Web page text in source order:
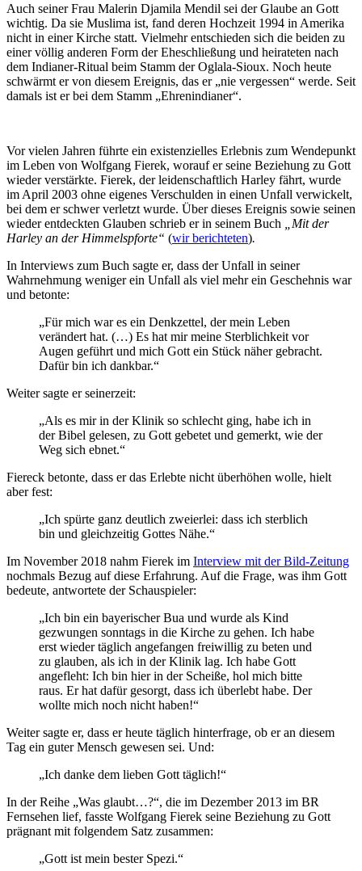
Auch seiner Frau Malerin Djamila Mendil sei der Glaube an Gott
wichtig. Da sie Muslima ist, fand deren Hochzeit 1994 in Amerika
nicht in einer Kirche statt. Vielmehr entschieden sich die beiden zu
einer völlig anderen Form der Eheschließung und heirateten nach
dem Indianer-Ritual beim Stamm der Oglala-Sioux. Noch heute
schwärmt er von diesem Ereignis, das er „nie vergessen“ werde. Seit
damals ist er bei dem Stamm „Ehrenindianer“.
Vor vielen Jahren führte ein existenzielles Erlebnis zum Wendepunkt
im Leben von Wolfgang Fierek, worauf er seine Beziehung zu Gott
wieder verstärkte. Fierek, der leidenschaftlich Harley fährt, wurde
im April 2003 ohne eigenes Verschulden in einen Unfall verwickelt,
bei dem er schwer verletzt wurde. Über dieses Ereignis sowie seinen
wieder entdeckten Glauben schrieb er in seinem Buch
„Mit der
Harley an der Himmelspforte“ (wir berichteten).
In Interviews zum Buch sagte er, dass der Unfall in seiner
Wahrnehmung weniger ein Unfall als viel mehr ein Geschehnis war
und betonte:
„Für mich war es ein Denkzettel, der mein Leben
verändert hat. (…) Es hat mir meine Sterblichkeit vor
Augen geführt und mich Gott ein Stück näher gebracht.
Dafür bin ich dankbar.“
Weiter sagte er seinerzeit:
„Als es mir in der Klinik so schlecht ging, habe ich in
der Bibel gelesen, zu Gott gebetet und gemerkt, wie der
Weg sich ebnet.“
Fiereck betonte, dass er das Erlebte nicht überhöhen wolle, hielt
aber fest:
„Ich spürte ganz deutlich zweierlei: dass ich sterblich
bin und gleichzeitig Gottes Nähe.“
Im November 2018 nahm Fierek im Interview mit der Bild-Zeitung
nochmals Bezug auf diese Erfahrung. Auf die Frage, was ihm Gott
bedeute, antwortete der Schauspieler:
„Ich bin ein bayerischer Bua und wurde als Kind
gezwungen sonntags in die Kirche zu gehen. Ich habe
erst wieder täglich angefangen freiwillig zu beten und
zu glauben, als ich in der Klinik lag. Ich habe Gott
angefleht: Ich bin hier in der Scheiße, hol mich bitte
raus. Er hat dafür gesorgt, dass ich überlebt habe. Der
wollte mich noch nicht haben!“
Weiter sagte er, dass er heute täglich hinterfrage, ob er an diesem
Tag ein guter Mensch gewesen sei. Und:
„Ich danke dem lieben Gott täglich!“
In der Reihe „Was glaubt…?“, die im Dezember 2013 im BR
Fernsehen lief, fasste Wolfgang Fierek seine Beziehung zu Gott
prägnant mit folgendem Satz zusammen:
„Gott ist mein bester Spezi.“